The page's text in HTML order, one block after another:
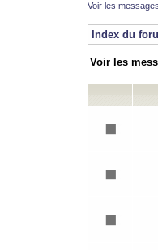
Voir les
Index du
Voir les